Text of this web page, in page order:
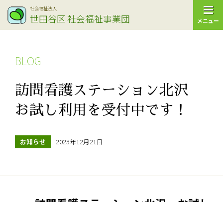
社会福祉法人
世田谷区社会福祉事業団
BLOG
訪問看護ステーション北沢
お試し利用を受付中です！
お知らせ 2023年12月21日
メニュー